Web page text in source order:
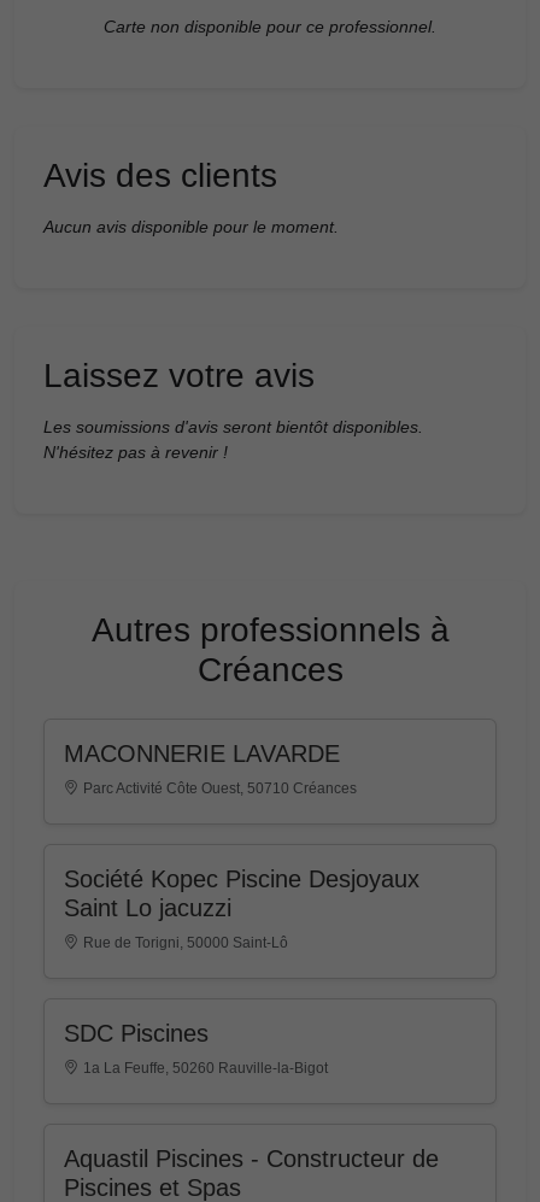
Carte non disponible pour ce professionnel.
Avis des clients
Aucun avis disponible pour le moment.
Laissez votre avis
Les soumissions d'avis seront bientôt disponibles.
N'hésitez pas à revenir !
Autres professionnels à
Créances
MACONNERIE LAVARDE
Parc Activité Côte Ouest, 50710 Créances
Société Kopec Piscine Desjoyaux
Saint Lo jacuzzi
Rue de Torigni, 50000 Saint-Lô
SDC Piscines
1a La Feuffe, 50260 Rauville-la-Bigot
Aquastil Piscines - Constructeur de
Piscines et Spas